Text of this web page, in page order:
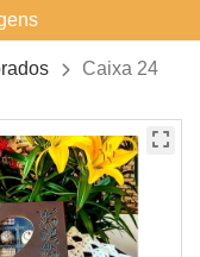
Caixa 24